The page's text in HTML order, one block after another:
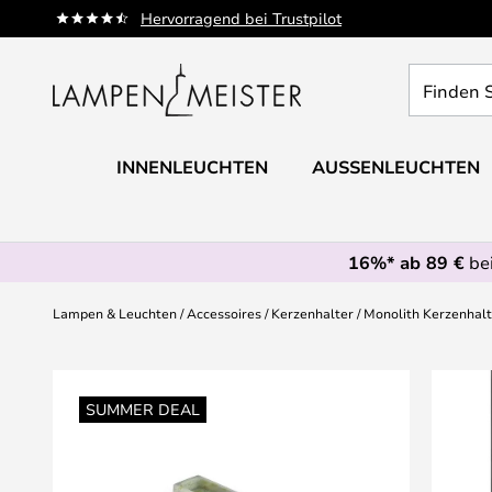
Hervorragend bei Trustpilot
Zum
Inhalt
Sie
Leuchte...
INNENLEUCHTEN AUSSENLEUCHTEN
16%* ab 89 €
Lampen & Leuchten Accessoires Kerzenhalter Monolith
SUMMER DEAL
Ende